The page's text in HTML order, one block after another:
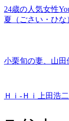
24歳の人気女性
夏（ごさい・ひな
小栗旬の妻、山
Ｈｉ-Ｈｉ上田浩